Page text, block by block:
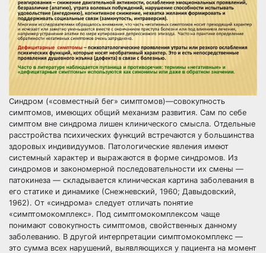
Синдром («совместный бег» симптомов)—совокупность
симптомов, имеющих общий механизм развития. Сам по себе
симптом вне синдрома лишен клинического смысла. Отдельные
расстройства психических функций встречаются у большинства
здоровых индивидуумов. Патологические явления имеют
системный характер и выражаются в форме синдромов. Из
синдромов и закономерной последовательности их смены —
патокинеза — складывается клиническая картина заболевания в
его статике и динамике (Снежневский, 1960; Давыдовский,
1962). От «синдрома» следует отличать понятие
«симптомокомплекс». Под симптомокомплексом чаще
понимают совокупность симптомов, свойственных данному
заболеванию. В другой интерпретации симптомокомплекс —
это сумма всех нарушений, выявляющихся у пациента на момент